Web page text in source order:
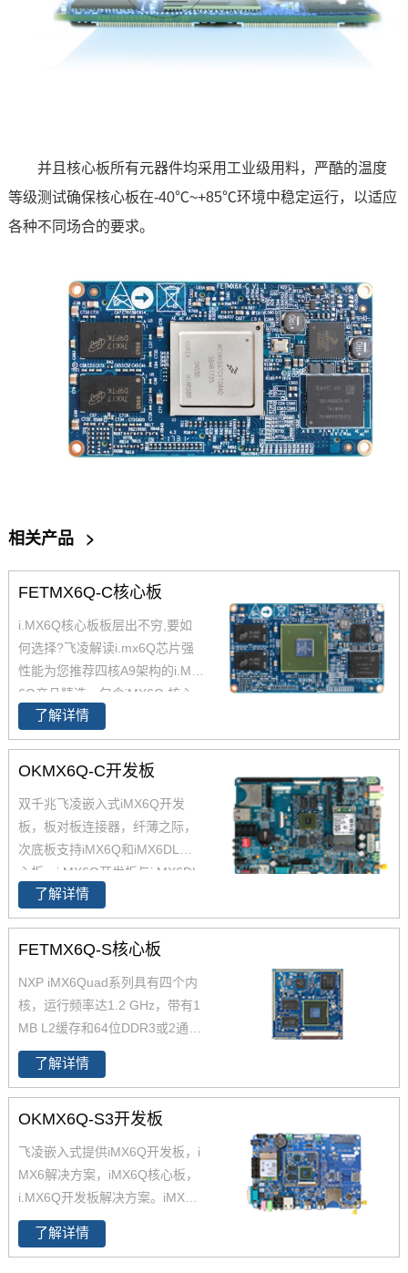
并且核心板所有元器件均采用工业级用料，严酷的温度
等级测试确保核心板在-40℃~+85℃环境中稳定运行，以适应
各种不同场合的要求。
相关产品 >
FETMX6Q-C核心板
i.MX6Q核心板板层出不穷,要如
何选择?飞凌解读i.mx6Q芯片强
性能为您推荐四核A9架构的i.MX
6Q产品精选，包含iMX6Q 核心
板、i.MX6Q 核心板、iMX6Q工
业级核心板，欢迎采购。 i.MX6
Q核心板基于NXP（原Freescal
e）Cortex-A9架构的i.MX6Q四核
处理器设计，核心板小尺寸核心
板搭配独特的薄款连接器，让设
计随心所欲！
了解详情
OKMX6Q-C开发板
双千兆飞凌嵌入式iMX6Q开发
板，板对板连接器，纤薄之际，
次底板支持iMX6Q和iMX6DL核
心板。i.MX6Q开发板与i.MX6DL
开发板资源丰富，原理图、PC
B、软件资源、硬件资源下载，
技术支持等。欢迎选购
了解详情
FETMX6Q-S核心板
NXP iMX6Quad系列具有四个内
核，运行频率达1.2 GHz，带有1
MB L2缓存和64位DDR3或2通
道、32位LPDDR2支持。飞凌提
供商业级iMX6Q核心板,工业级iM
X6Q核心板,兼容一同底板。具有
抗震,抗氧化,抗干扰,更快速升级
注imx6,imx6开发板,飞思卡尔imx
6等ARM嵌入式核心控制系统研
发、设计和生产,是imx6,imx6开
发板,飞思卡尔imx6提供者,imx6
系列产品现已畅销全国,欢迎咨询!
了解详情
OKMX6Q-S3开发板
飞凌嵌入式提供iMX6Q开发板，i
MX6解决方案，iMX6Q核心板，
i.MX6Q开发板解决方案。iMX6Q
稳定、快速、性价比高，欢迎选
购 NXP iMX6系列芯片全支持，
了解详情